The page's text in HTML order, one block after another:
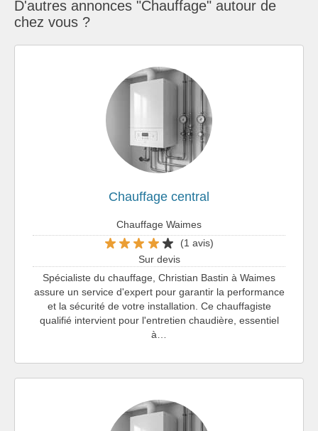
D'autres annonces "Chauffage" autour de
chez vous ?
Chauffage central
Chauffage Waimes
(1 avis)
Sur devis
Spécialiste du chauffage, Christian Bastin à Waimes
assure un service d'expert pour garantir la performance
et la sécurité de votre installation. Ce chauffagiste
qualifié intervient pour l'entretien chaudière, essentiel
à…